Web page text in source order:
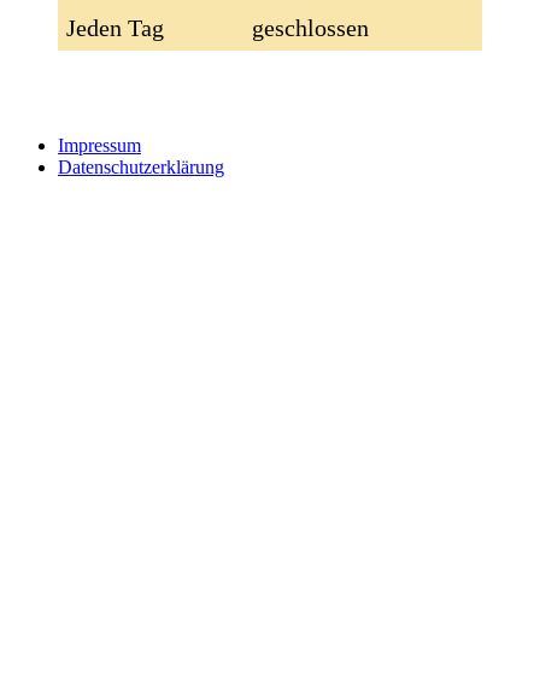
Jeden Tag
geschlossen
Impressum
Datenschutzerklärung